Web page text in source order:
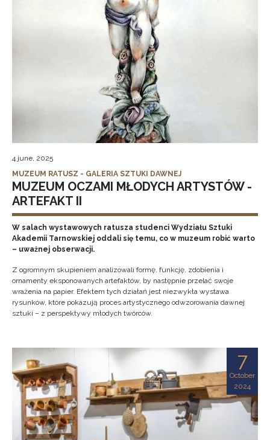
4 june, 2025
MUZEUM RATUSZ - GALERIA SZTUKI DAWNEJ
MUZEUM OCZAMI MŁODYCH ARTYSTÓW -
ARTEFAKT II
W salach wystawowych ratusza studenci Wydziału Sztuki
Akademii Tarnowskiej oddali się temu, co w muzeum robić warto
– uważnej obserwacji.
Z ogromnym skupieniem analizowali formę, funkcję, zdobienia i
ornamenty eksponowanych artefaktów, by następnie przelać swoje
wrażenia na papier. Efektem tych działań jest niezwykła wystawa
rysunków, które pokazują proces artystycznego odwzorowania dawnej
sztuki – z perspektywy młodych twórców.
7
October
2024